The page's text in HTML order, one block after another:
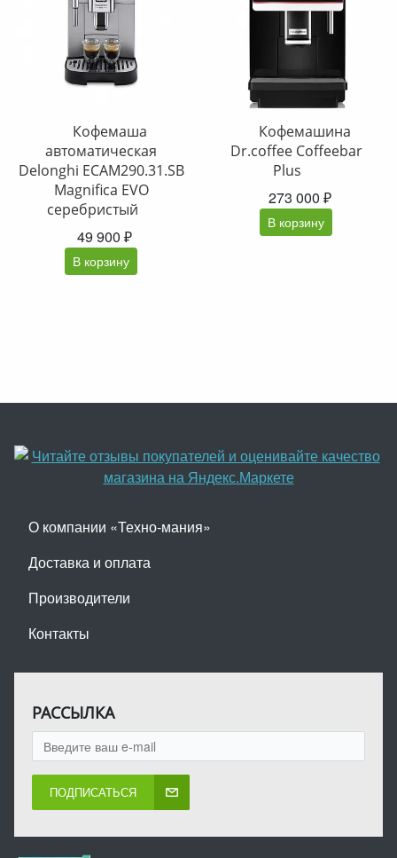
Кофемаша
автоматическая
Delonghi ECAM290.31.SB
Magnifica EVO
серебристый
49 900 ₽
В корзину
Кофемашина
Dr.coffee Coffeebar
Plus
273 000 ₽
В корзину
О компании «Техно-мания»
Доставка и оплата
Производители
Контакты
РАССЫЛКА
ПОДПИСАТЬСЯ